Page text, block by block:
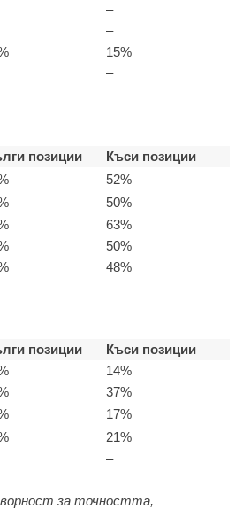
–
–
15%
–
позиции
Къси позиции
52%
50%
63%
50%
48%
позиции
Къси позиции
14%
37%
17%
21%
–
за точността,